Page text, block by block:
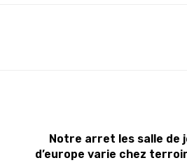
Notre arret les salle de
d’europe varie chez